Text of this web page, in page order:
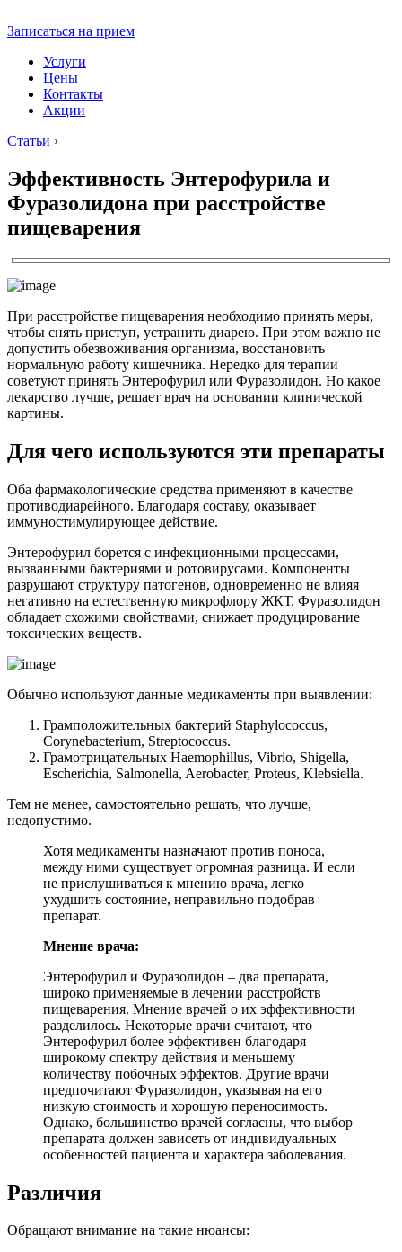
Записаться на прием
Услуги
Цены
Контакты
Акции
Статьи ›
Эффективность Энтерофурила и
Фуразолидона при расстройстве
пищеварения
При расстройстве пищеварения необходимо принять меры,
чтобы снять приступ, устранить диарею. При этом важно не
допустить обезвоживания организма, восстановить
нормальную работу кишечника. Нередко для терапии
советуют принять Энтерофурил или Фуразолидон. Но какое
лекарство лучше, решает врач на основании клинической
картины.
Для чего используются эти препараты
Оба фармакологические средства применяют в качестве
противодиарейного. Благодаря составу, оказывает
иммуностимулирующее действие.
Энтерофурил борется с инфекционными процессами,
вызванными бактериями и ротовирусами. Компоненты
разрушают структуру патогенов, одновременно не влияя
негативно на естественную микрофлору ЖКТ. Фуразолидон
обладает схожими свойствами, снижает продуцирование
токсических веществ.
Обычно используют данные медикаменты при выявлении:
Грамположительных бактерий Staphylococcus,
Corynebacterium, Streptococcus.
Грамотрицательных Haemophillus, Vibrio, Shigella,
Escherichia, Salmonella, Aerobacter, Proteus, Klebsiella.
Тем не менее, самостоятельно решать, что лучше,
недопустимо.
Хотя медикаменты назначают против поноса,
между ними существует огромная разница. И если
не прислушиваться к мнению врача, легко
ухудшить состояние, неправильно подобрав
препарат.
Мнение врача:
Энтерофурил и Фуразолидон – два препарата,
широко применяемые в лечении расстройств
пищеварения. Мнение врачей о их эффективности
разделилось. Некоторые врачи считают, что
Энтерофурил более эффективен благодаря
широкому спектру действия и меньшему
количеству побочных эффектов. Другие врачи
предпочитают Фуразолидон, указывая на его
низкую стоимость и хорошую переносимость.
Однако, большинство врачей согласны, что выбор
препарата должен зависеть от индивидуальных
особенностей пациента и характера заболевания.
Различия
Обращают внимание на такие нюансы: